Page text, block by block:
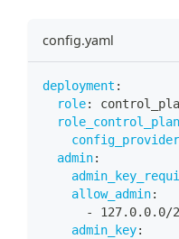
config.yaml
deployment :
role:
config_provider
admin:
allow_admin:
-
127.0.0.0/
admin_key: